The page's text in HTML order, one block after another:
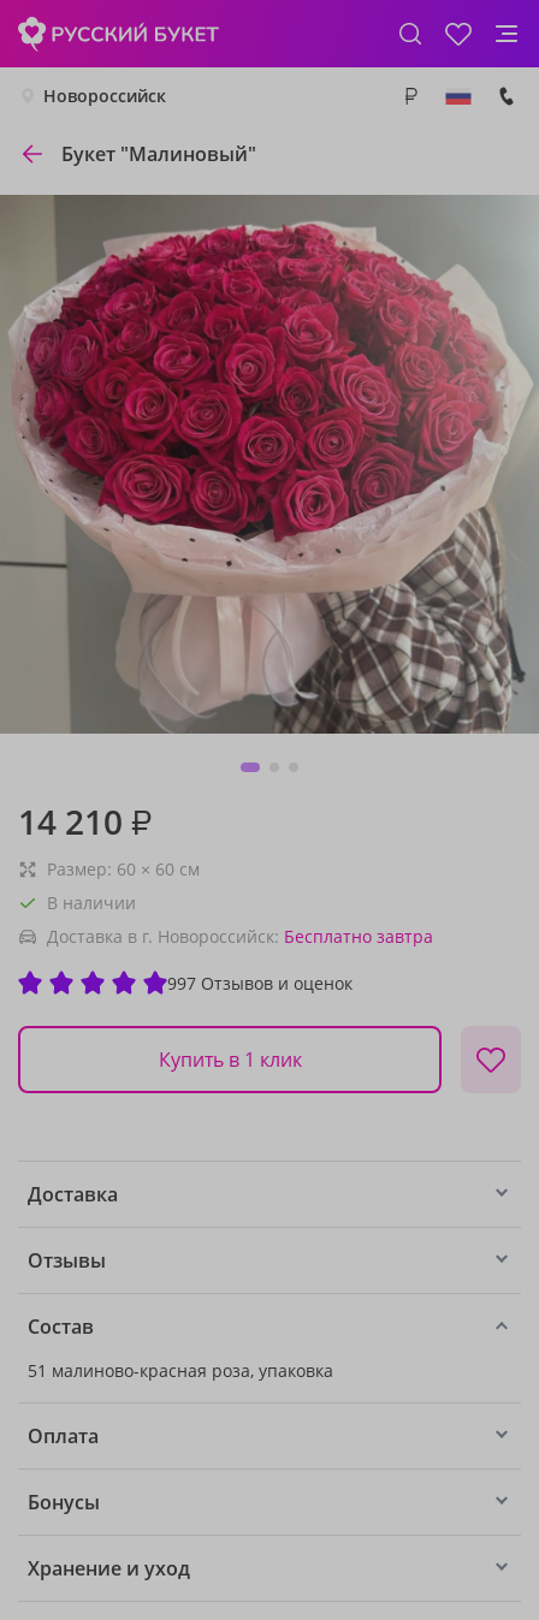
Новороссийск
Букет "Малиновый"
14 210 ₽
Размер: 60 × 60 см
В наличии
Доставка в г. Новороссийск: Бесплатно завтра
997 Отзывов и оценок
Купить в 1 клик
Доставка
Отзывы
Состав
51 малиново-красная роза, упаковка
Оплата
Бонусы
Хранение и уход